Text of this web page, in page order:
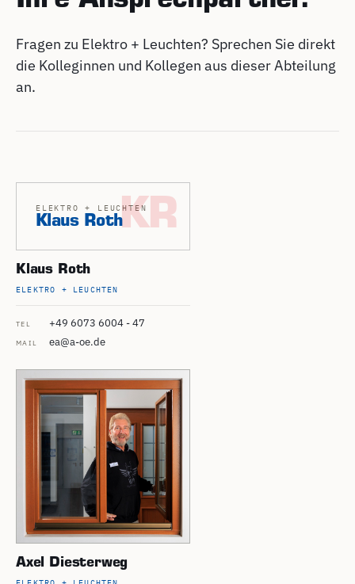
Fragen zu Elektro + Leuchten? Sprechen Sie direkt
die Kolleginnen und Kollegen aus dieser Abteilung
an.
ELEKTRO + LEUCHTEN
Klaus RothKR
Klaus Roth
ELEKTRO + LEUCHTEN
TEL +49 6073 6004 - 47
MAIL ea@a-oe.de
Axel Diesterweg